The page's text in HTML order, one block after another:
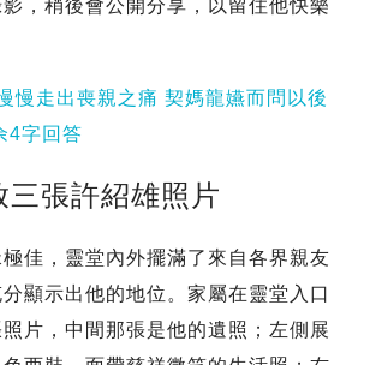
，稍後會公開分享，以留住他快樂
慢走出喪親之痛 契媽龍嬿而問以後
4字回答
三張許紹雄照片
佳，靈堂內外擺滿了來自各界親友
顯示出他的地位。家屬在靈堂入口
片，中間那張是他的遺照；左側展